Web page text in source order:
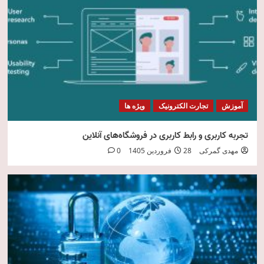
5
امنیت فناوری اطلاعات
آموزش تجارت الکترونیک ویژه ها
تجربه کاربری و رابط کاربری در فروشگاه‌های آنلاین
مهدی گمرکی 28 فروردین 1405 0